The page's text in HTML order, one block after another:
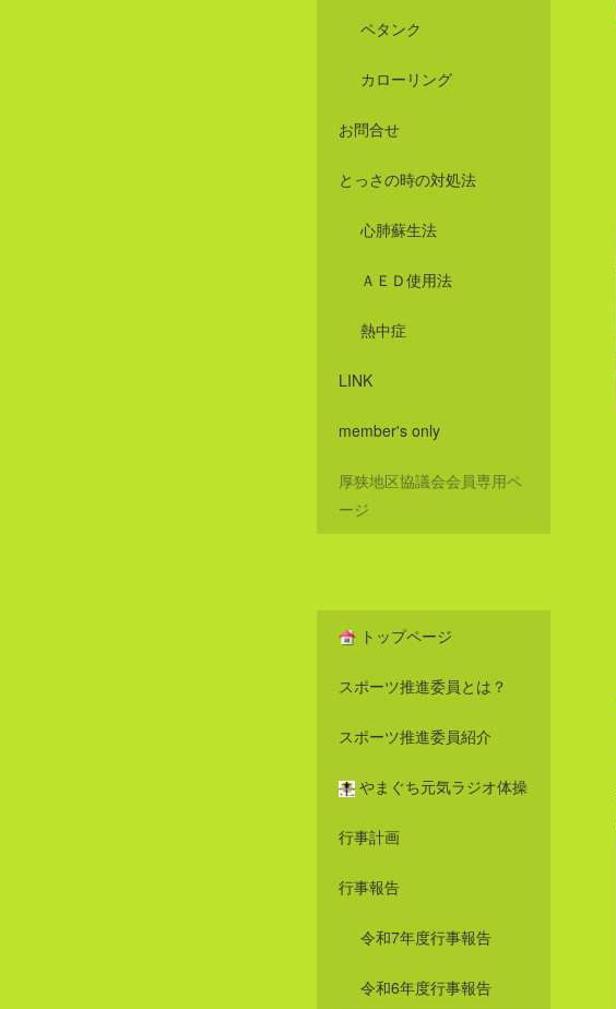
ペタンク
カローリング
お問合せ
とっさの時の対処法
心肺蘇生法
ＡＥＤ使用法
熱中症
LINK
member's only
厚狭地区協議会会員専用ペ
ージ
トップページ
スポーツ推進委員とは？
スポーツ推進委員紹介
やまぐち元気ラジオ体操
行事計画
行事報告
令和7年度行事報告
令和6年度行事報告